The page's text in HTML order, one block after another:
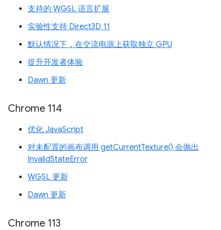
支持的 WGSL 语言扩展
实验性支持 Direct3D 11
默认情况下，在交流电源上获取独立 GPU
提升开发者体验
Dawn 更新
Chrome 114
优化 JavaScript
对未配置的画布调用 getCurrentTexture() 会抛出
InvalidStateError
WGSL 更新
Dawn 更新
Chrome 113